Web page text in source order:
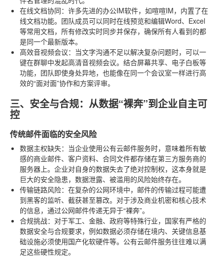
在线文档协同：许多先进的办公IM软件，如喧喧IM，内置了在
线文档功能。团队成员可以同时在线预览和编辑Word、Excel
等常用文档，所有修改实时同步并保存，确保所有人看到的都
是同一个最新版本。
高效音视频会议：当文字沟通不足以解决复杂问题时，可以一
键在群聊中发起高清音视频会议。结合屏幕共享、电子白板等
功能，团队即使身处异地，也能像在同一个会议室一样进行高
效的“面对面”协作和方案评审。
三、安全与合规：从数据“裸奔”到企业自主可
控
传统邮件面临的安全风险
数据主权缺失：当企业使用公有云邮件服务时，意味着所有敏
感的商业邮件、客户资料、合同文件都存储在第三方服务商的
服务器上。企业对自身的数据失去了绝对控制权，这本身就是
巨大的安全隐患，数据泄露、被滥用的风险始终存在。
传输链路风险：在复杂的公网环境中，邮件的传输过程可能遭
到黑客的监听、截获甚至篡改。对于涉及商业机密和核心技术
的信息，通过公网邮件传递无异于“裸奔”。
合规挑战：对于军工、金融、政府等特殊行业，国家有严格的
数据安全与合规要求，例如数据必须存储在境内、关键信息基
础设施必须使用国产化软硬件等。公有云邮件服务往往难以满
足这些硬性规定。